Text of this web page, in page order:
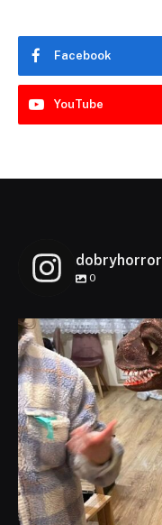
Facebook
YouTube
dobryhorror
0